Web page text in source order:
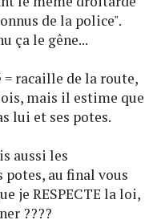
de la police".
ça le gêne...
racaille de la route,
mais il estime que
lui et ses potes.
aussi les
au final vous
je RESPECTE la loi,
????